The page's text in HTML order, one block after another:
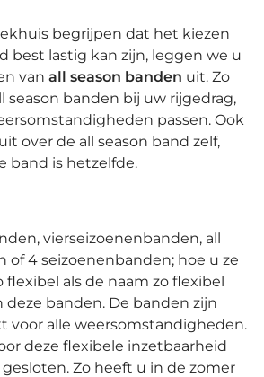
begrijpen dat het kiezen
best lastig kan zijn, leggen we u
van all season banden uit. Zo
season banden bij uw rijgedrag,
passen. Ook
over de all season band zelf,
band is hetzelfde.
vierseizoenenbanden, all
of 4 seizoenenbanden; hoe u ze
flexibel als de naam zo flexibel
deze banden. De banden zijn
voor alle weersomstandigheden.
deze flexibele inzetbaarheid
Zo heeft u in de zomer